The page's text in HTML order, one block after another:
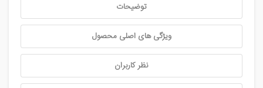
توضیحات
ویژگی های اصلی محصول
نظر کاربران